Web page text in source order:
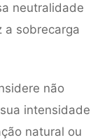
neutralidade
a sobrecarga
não
intensidade
natural ou